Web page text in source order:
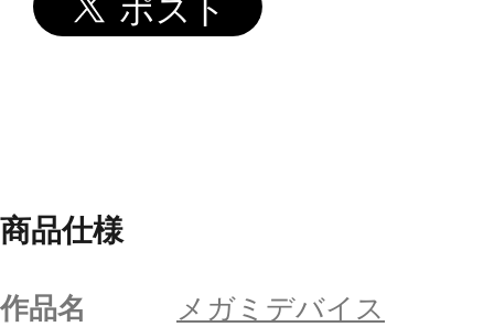
商品仕様
作品名
メガミデバイス